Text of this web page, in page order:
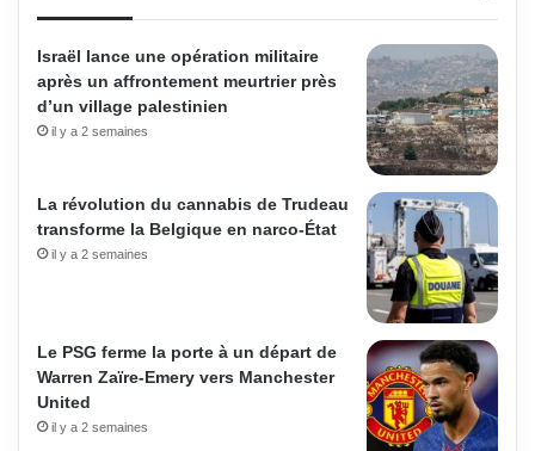
Israël lance une opération militaire
après un affrontement meurtrier près
d’un village palestinien
il y a 2 semaines
La révolution du cannabis de Trudeau
transforme la Belgique en narco-État
il y a 2 semaines
Le PSG ferme la porte à un départ de
Warren Zaïre-Emery vers Manchester
United
il y a 2 semaines